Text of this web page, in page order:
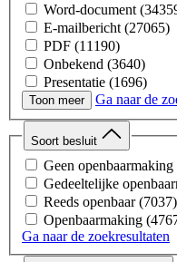
COVID-19 Capaciteit
COVID-19
Opstart Corona
Jeugd- en gezinszorg
Calamiteiten,
Medicijnen (626)
Medische ethiek
Gezondheid en
Wet- en regelgeving &
Tabak en rookwaren
Zorgsysteem,
Onderzoek en
Bevolkingsonderzoek
Subsidies (107)
Word-document
E-mailbericht (27065)
PDF (11190)
Onbekend (3640)
Presentatie (1696)
Spreadsheet (924)
Afbeelding (23)
Webpagina (8)
Audio (2)
Database (1)
Notitie (1)
XML (1)
Toon meer Ga naar de
Soort besluit
Geen openbaarmaking
Gedeeltelijke
Reeds openbaar (7037)
Openbaarmaking
Ga naar de zoekresultaten